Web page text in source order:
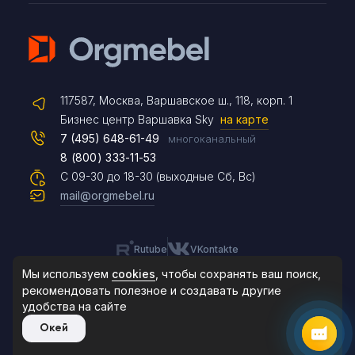
117587, Москва, Варшавское ш., 118, корп. 1
Бизнес центр Варшавка Sky на карте
С 09-30 до 18-30 (выходные Сб, Вс)
7 (495) 648-61-49 многоканальный
8 (800) 333-11-53
mail@orgmebel.ru
Rutube VKontakte
Продажа офисной мебели.
Все права защищены.
Telegram
Max
Чат на сайте
8 (495) 183-47-87
По будням с 09:30 до 18:30
Мы используем cookies , чтобы сохранять ваш поиск,
рекомендовать полезное и создавать другие
удобства на сайте
Окей